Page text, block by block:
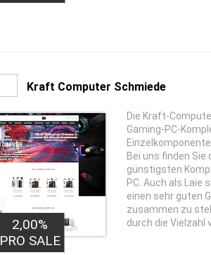
Kraft Computer Schmiede
2,00%
PRO SALE
Die Kraft-
Gaming-PC-
Bei uns finden
günstigsten
PC. Auch als Laie
einen sehr guten
zusammen zu
durch die Vielzahl